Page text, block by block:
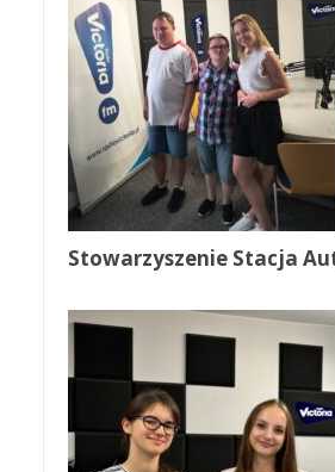
Stowarzyszenie Stacja